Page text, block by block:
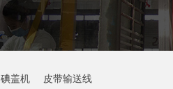
碘盖机 皮带输送线